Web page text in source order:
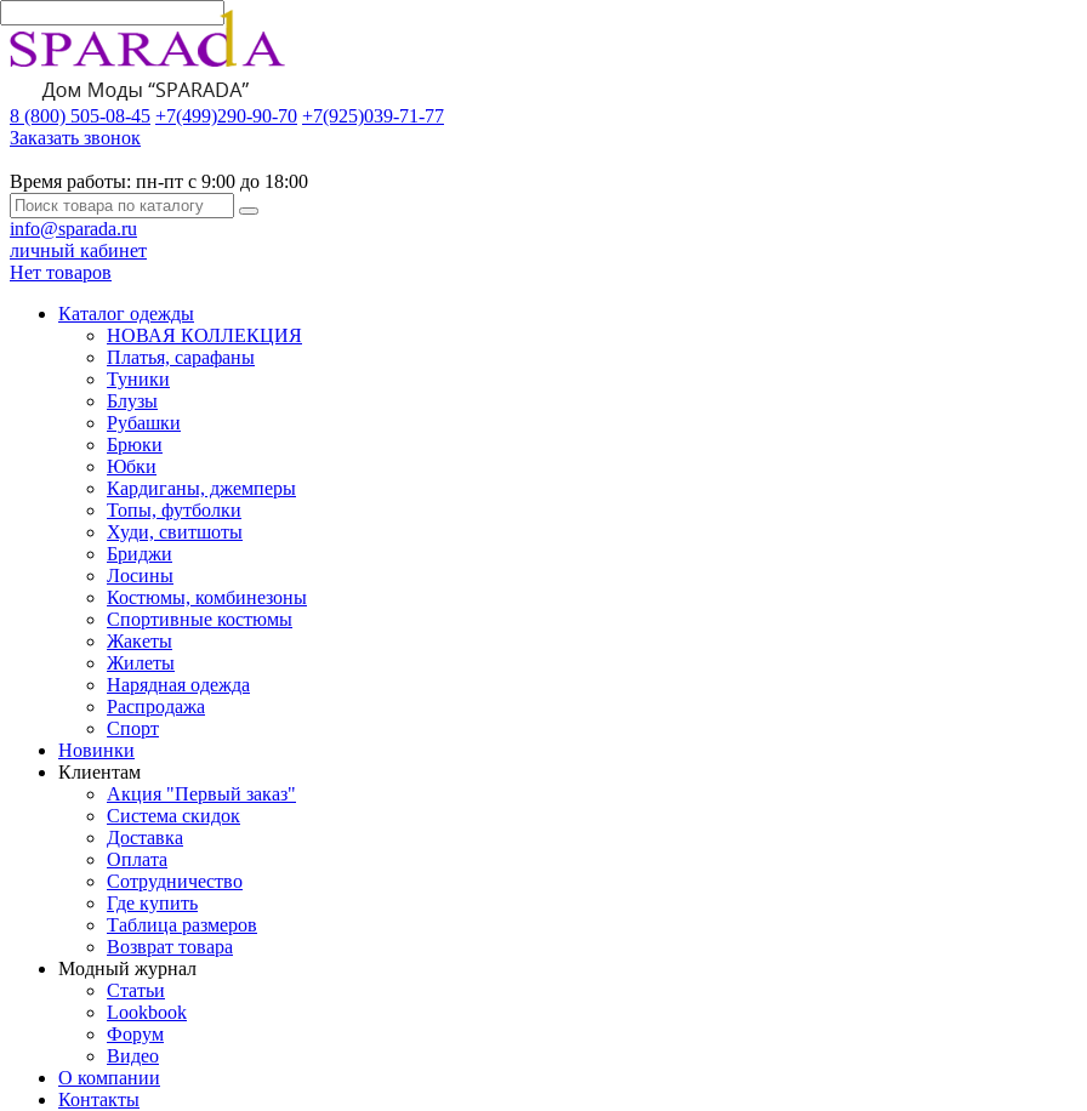
8 (800) 505-08-45 +7(499)290-90-70 +7(925)039-71-77
Заказать звонок
Время работы: пн-пт с 9:00 до 18:00
info@sparada.ru
личный кабинет
Нет товаров
Каталог одежды
НОВАЯ КОЛЛЕКЦИЯ
Платья, сарафаны
Туники
Блузы
Рубашки
Брюки
Юбки
Кардиганы, джемперы
Топы, футболки
Худи, свитшоты
Бриджи
Лосины
Костюмы, комбинезоны
Спортивные костюмы
Жакеты
Жилеты
Нарядная одежда
Распродажа
Спорт
Новинки
Клиентам
Акция "Первый заказ"
Система скидок
Доставка
Оплата
Сотрудничество
Где купить
Таблица размеров
Возврат товара
Модный журнал
Статьи
Lookbook
Форум
Видео
О компании
Контакты